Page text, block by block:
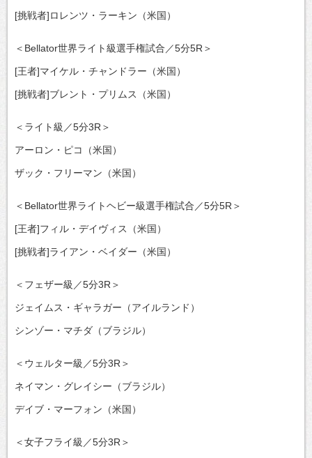
[挑戦者]ロレンツ・ラーキン（米国）
＜Bellator世界ライト級選手権試合／5分5R＞
[王者]マイケル・チャンドラー（米国）
[挑戦者]ブレント・プリムス（米国）
＜ライト級／5分3R＞
アーロン・ピコ（米国）
ザック・フリーマン（米国）
＜Bellator世界ライトヘビー級選手権試合／5分5R＞
[王者]フィル・デイヴィス（米国）
[挑戦者]ライアン・ベイダー（米国）
＜フェザー級／5分3R＞
ジェイムス・ギャラガー（アイルランド）
シンゾー・マチダ（ブラジル）
＜ウェルター級／5分3R＞
ネイマン・グレイシー（ブラジル）
デイブ・マーフォン（米国）
＜女子フライ級／5分3R＞